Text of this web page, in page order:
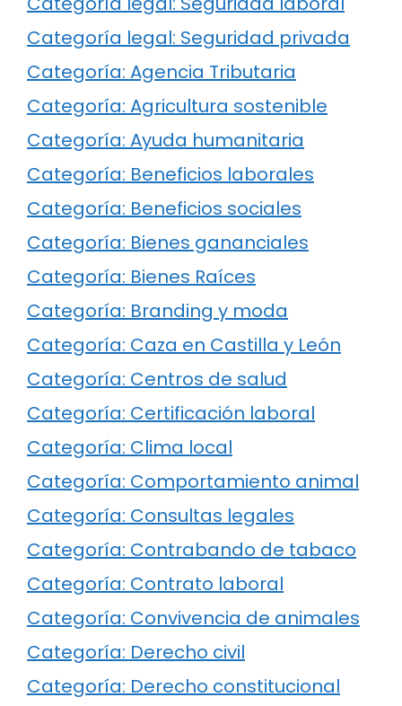
Categoría legal: Seguridad privada
Categoría: Agencia Tributaria
Categoría: Agricultura sostenible
Categoría: Ayuda humanitaria
Categoría: Beneficios laborales
Categoría: Beneficios sociales
Categoría: Bienes gananciales
Categoría: Bienes Raíces
Categoría: Branding y moda
Categoría: Caza en Castilla y León
Categoría: Centros de salud
Categoría: Certificación laboral
Categoría: Clima local
Categoría: Comportamiento animal
Categoría: Consultas legales
Categoría: Contrabando de tabaco
Categoría: Contrato laboral
Categoría: Convivencia de animales
Categoría: Derecho civil
Categoría: Derecho constitucional